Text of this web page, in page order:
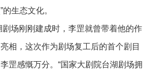
生态文化。
刚刚建成时，李罡就曾带着他的作
相，这次作为剧场复工后的首个剧目
罡感慨万分。“国家大剧院台湖剧场拥